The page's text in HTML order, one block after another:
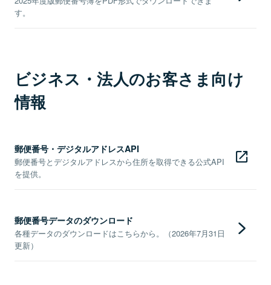
す。
ビジネス・法人のお客さま向け
情報
郵便番号・デジタルアドレスAPI
郵便番号とデジタルアドレスから住所を取得できる公式API
を提供。
郵便番号データのダウンロード
各種データのダウンロードはこちらから。（2026年7月31日
更新）